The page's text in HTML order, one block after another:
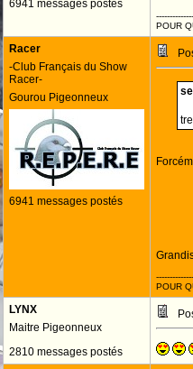
6941 messages postés
POUR
Racer
-Club Français du Show
Racer-
Gourou Pigeonneux
6941 messages postés
POUR
LYNX
Maitre Pigeonneux
2810 messages postés